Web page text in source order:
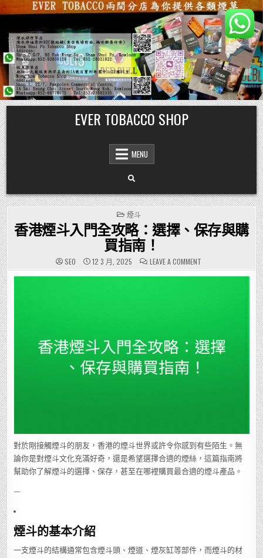
Skip
to
content
EVER TOBACCO SHOP
MENU
POSTED
IN
煙斗
香港煙斗入門全攻略：選擇、保存與購
買指南！
SEO 12 3 月, 2025 LEAVE A COMMENT
香
港
擇、
保
存
對於剛接觸煙斗的朋友，香港的煙斗世界或許令你感到有些陌生。無
論你是對煙斗文化充滿好奇，還是希望選擇合適的煙絲，這篇指南將
幫助你了解煙斗的選擇、保存，甚至在哪裡購買最合適的煙斗產品。
—
煙斗的基本介紹
一支煙斗的結構通常包含煙斗頭、煙道、煙灰缸等部件，而煙斗的材